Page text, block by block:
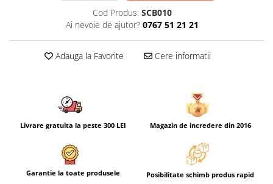
Cod Produs: SCB010
Ai nevoie de ajutor? 0767 51 21 21
Adauga la Favorite Cere informatii
Livrare gratuita la peste 300 LEI Magazin de incredere din 2016
Garantie la toate produsele Posibilitate schimb produs rapid